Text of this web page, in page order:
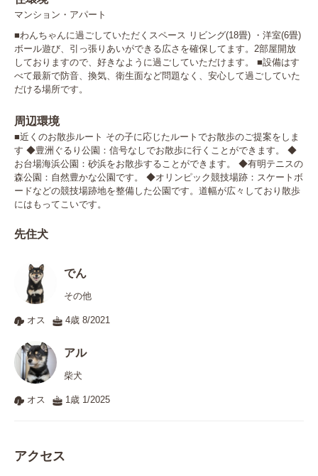
マンション・アパート
■わんちゃんに過ごしていただくスペース リビング(18畳) ・洋室(6畳)
ボール遊び、引っ張りあいができる広さを確保してます。2部屋開放
しておりますので、好きなように過ごしていただけます。 ■設備はす
べて最新で防音、換気、衛生面など問題なく、安心して過ごしていた
だける場所です。
周辺環境
■近くのお散歩ルート その子に応じたルートでお散歩のご提案をしま
す ◆豊洲ぐるり公園：信号なしでお散歩に行くことができます。 ◆
お台場海浜公園：砂浜をお散歩することができます。 ◆有明テニスの
森公園：自然豊かな公園です。 ◆オリンピック競技場跡：スケートボ
ードなどの競技場跡地を整備した公園です。道幅が広々しており散歩
にはもってこいです。
先住犬
でん
その他
オス 4歳 8/2021
アル
柴犬
オス 1歳 1/2025
アクセス